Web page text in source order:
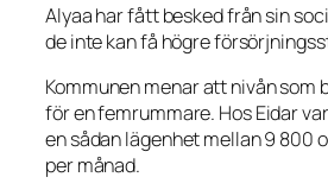
Alyaa har fått besked från sin
de inte kan få högre
Kommunen menar att nivån som
för en femrummare. Hos Eidar
en sådan lägenhet mellan 9 800
per månad.